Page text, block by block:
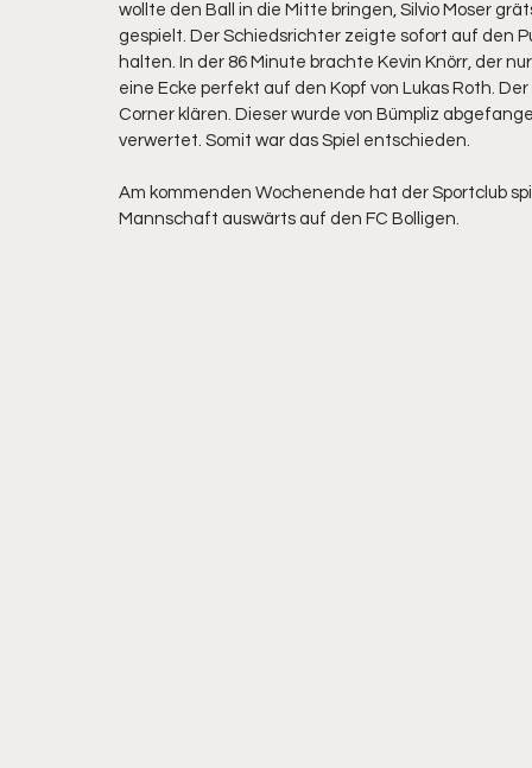
wollte den Ball in die Mitte bringen, Silvio Moser
gespielt. Der Schiedsrichter zeigte sofort auf den
halten. In der 86 Minute brachte Kevin Knörr, der
eine Ecke perfekt auf den Kopf von Lukas Roth.
Corner klären. Dieser wurde von Bümpliz
verwertet. Somit war das Spiel entschieden.
Am kommenden Wochenende hat der Sportclub
Mannschaft auswärts auf den FC Bolligen.